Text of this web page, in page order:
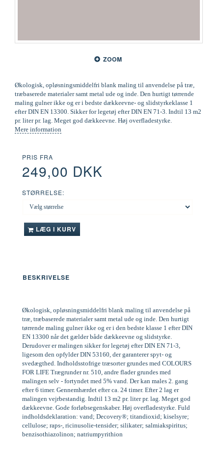
ZOOM
Økologisk, opløsningsmiddelfri blank maling til anvendelse på træ,
træbaserede materialer samt metal ude og inde. Den hurtigt tørrende
maling gulner ikke og er i bedste dækkeevne- og slidstyrkeklasse 1
efter DIN EN 13300. Sikker for legetøj efter DIN EN 71-3. Indtil 13 m2
pr. liter pr. lag. Meget god dækkeevne. Høj overfladestyrke.
Mere information
PRIS FRA
249,00 DKK
STØRRELSE:
LÆG I KURV
BESKRIVELSE
Økologisk, opløsningsmiddelfri blank maling til anvendelse på
træ, træbaserede materialer samt metal ude og inde. Den hurtigt
tørrende maling gulner ikke og er i den bedste klasse 1 efter DIN
EN 13300 når det gælder både dækkeevne og slidstyrke.
Derudover er malingen sikker for legetøj efter DIN EN 71-3,
ligesom den opfylder DIN 53160, der garanterer spyt- og
svedægthed. Indholdsstofrige træsorter grundes med COLOURS
FOR LIFE Trægrunder nr. 510, andre flader grundes med
malingen selv - fortyndet med 5% vand. Der kan males 2. gang
efter 6 timer. Gennemhærdet efter ca. 24 timer. Efter 2 lag er
malingen vejrbestandig. Indtil 13 m2 pr. liter pr. lag. Meget god
dækkeevne. Gode forløbsegenskaber. Høj overfladestyrke. Fuld
indholdsdeklaration: vand; Decovery®; titandioxid; kiselsyre;
cellulose; raps-, ricinusolie-tensider; silikater; salmiakspiritus;
benzisothiazolinon; natriumpyrithion